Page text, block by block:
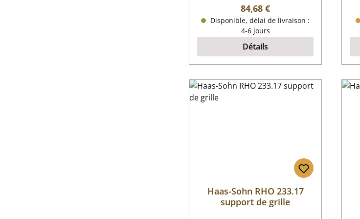
Prix régulier :
84,68 €
Disponible, délai de livraison :
4-6 jours
Détails
Haas-Sohn RHO 233.17
support de grille